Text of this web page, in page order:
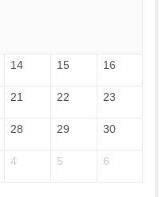
14 15 16
21 22 23
28 29 30
4 5 6